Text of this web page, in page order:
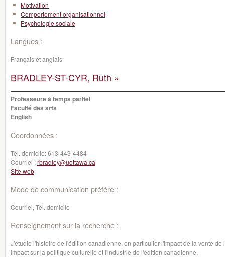
Motivation
Comportement organisationnel
Psychologie sociale
Langues :
Français et anglais
BRADLEY-ST-CYR, Ruth »
Professeure à temps partiel
Faculté des arts
English
Coordonnées :
Tél. domicile:613-443-4484
Courriel :rbradley@uottawa.ca
Site web
Mode de communication préféré :
Courriel, Tél. domicile
Renseignement sur la recherche :
J'étudie l'histoire de l'édition canadienne, en particulier l'impact de la vente
impact sur la politique culturelle et l'industrie de l'édition canadienne.